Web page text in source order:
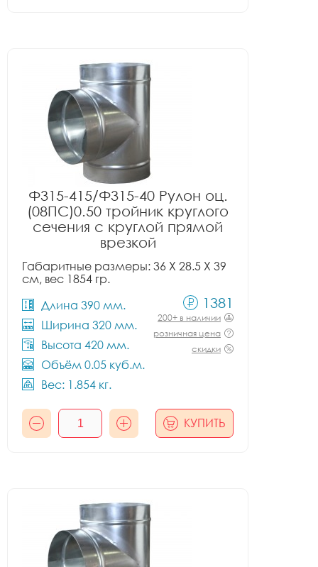
Ф315-415/Ф315-40 Рулон оц.
(08ПС)0.50 тройник круглого
сечения с круглой прямой
врезкой
Габаритные размеры: 36 X 28.5 X 39
см, вес 1854 гр.
Длина 390 мм.
Ширина 320 мм.
Высота 420 мм.
Объём 0.05 куб.м.
Вес: 1.854 кг.
1381
200+ в наличии
розничная цена
скидки
КУПИТЬ